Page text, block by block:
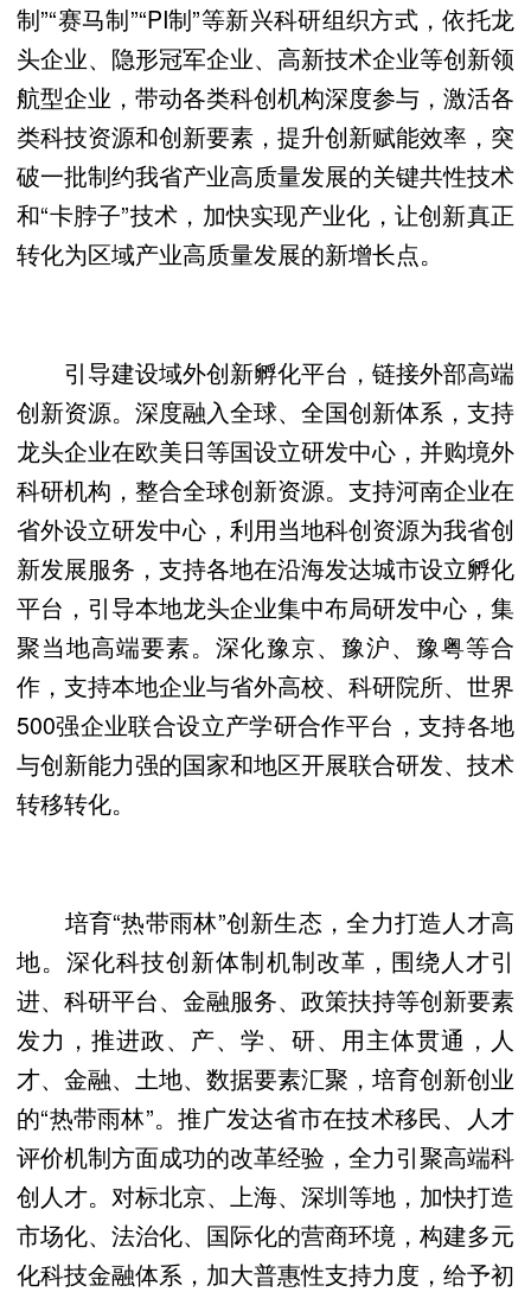
制”“赛马制”“PI制”等新兴科研组织方式，依托龙
头企业、隐形冠军企业、高新技术企业等创新领
航型企业，带动各类科创机构深度参与，激活各
类科技资源和创新要素，提升创新赋能效率，突
破一批制约我省产业高质量发展的关键共性技术
和“卡脖子”技术，加快实现产业化，让创新真正
转化为区域产业高质量发展的新增长点。
引导建设域外创新孵化平台，链接外部高端
创新资源。深度融入全球、全国创新体系，支持
龙头企业在欧美日等国设立研发中心，并购境外
科研机构，整合全球创新资源。支持河南企业在
省外设立研发中心，利用当地科创资源为我省创
新发展服务，支持各地在沿海发达城市设立孵化
平台，引导本地龙头企业集中布局研发中心，集
聚当地高端要素。深化豫京、豫沪、豫粤等合
作，支持本地企业与省外高校、科研院所、世界
500强企业联合设立产学研合作平台，支持各地
与创新能力强的国家和地区开展联合研发、技术
转移转化。
培育“热带雨林”创新生态，全力打造人才高
地。深化科技创新体制机制改革，围绕人才引
进、科研平台、金融服务、政策扶持等创新要素
发力，推进政、产、学、研、用主体贯通，人
才、金融、土地、数据要素汇聚，培育创新创业
的“热带雨林”。推广发达省市在技术移民、人才
评价机制方面成功的改革经验，全力引聚高端科
创人才。对标北京、上海、深圳等地，加快打造
市场化、法治化、国际化的营商环境，构建多元
化科技金融体系，加大普惠性支持力度，给予初